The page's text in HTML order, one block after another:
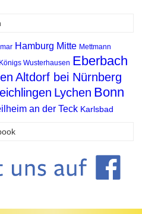
Hamburg Mitte Mettmann
Königs Wusterhausen Eberbach
Altdorf bei Nürnberg
Lychen Bonn
an der Teck Karlsbad